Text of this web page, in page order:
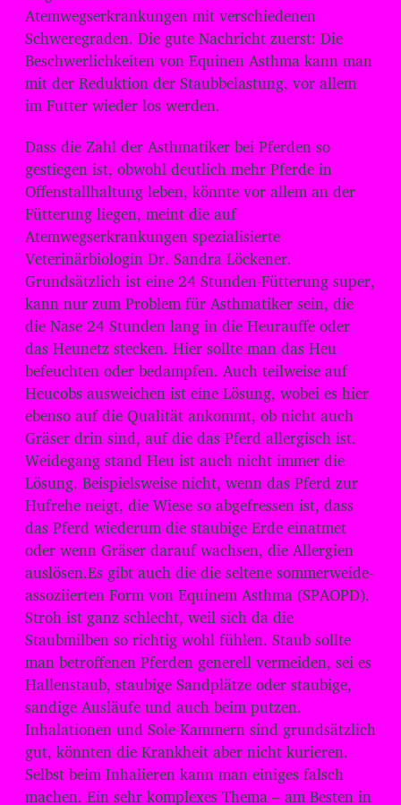
d
i
o
-
P
a
y
e
r
Atemwegserkrankungen mit verschiedenen
Schweregraden. Die gute Nachricht zuerst: Die
Beschwerlichkeiten von Equinen Asthma kann man
mit der Reduktion der Staubbelastung, vor allem
im Futter wieder los werden.
Dass die Zahl der Asthmatiker bei Pferden so
gestiegen ist, obwohl deutlich mehr Pferde in
Offenstallhaltung leben, könnte vor allem an der
Fütterung liegen, meint die auf
Atemwegserkrankungen spezialisierte
Veterinärbiologin Dr. Sandra Löckener.
Grundsätzlich ist eine 24 Stunden-Fütterung super,
kann nur zum Problem für Asthmatiker sein, die
die Nase 24 Stunden lang in die Heurauffe oder
das Heunetz stecken. Hier sollte man das Heu
befeuchten oder bedampfen. Auch teilweise auf
Heucobs ausweichen ist eine Lösung, wobei es hier
ebenso auf die Qualität ankommt, ob nicht auch
Gräser drin sind, auf die das Pferd allergisch ist.
Weidegang stand Heu ist auch nicht immer die
Lösung. Beispielsweise nicht, wenn das Pferd zur
Hufrehe neigt, die Wiese so abgefressen ist, dass
das Pferd wiederum die staubige Erde einatmet
oder wenn Gräser darauf wachsen, die Allergien
auslösen.Es gibt auch die die seltene sommerweide-
assoziierten Form von Equinem Asthma (SPAOPD).
Stroh ist ganz schlecht, weil sich da die
Staubmilben so richtig wohl fühlen. Staub sollte
man betroffenen Pferden generell vermeiden, sei es
Hallenstaub, staubige Sandplätze oder staubige,
sandige Ausläufe und auch beim putzen.
Inhalationen und Sole-Kammern sind grundsätzlich
gut, könnten die Krankheit aber nicht kurieren.
Selbst beim Inhalieren kann man einiges falsch
machen. Ein sehr komplexes Thema – am Besten in